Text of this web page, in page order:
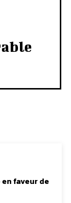
faveur de